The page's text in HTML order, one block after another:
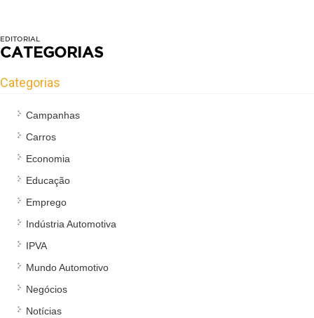
EDITORIAL
CATEGORIAS
Categorias
Campanhas
Carros
Economia
Educação
Emprego
Indústria Automotiva
IPVA
Mundo Automotivo
Negócios
Notícias